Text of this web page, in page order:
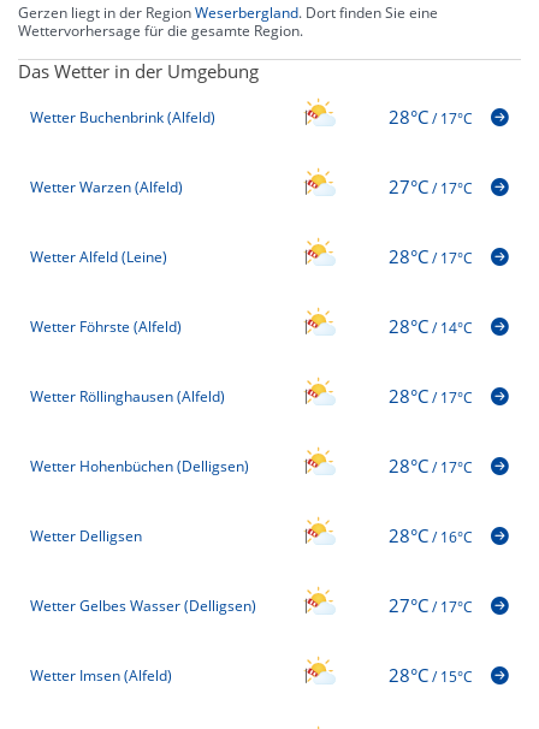
Gerzen liegt in der RegionWeserbergland. Dort finden Sie eine
Wettervorhersage für die gesamte Region.
Das Wetter in der Umgebung
Wetter Buchenbrink (Alfeld) 28°C/17°C
Wetter Warzen (Alfeld) 27°C/17°C
Wetter Alfeld (Leine) 28°C/17°C
Wetter Föhrste (Alfeld) 28°C/14°C
Wetter Röllinghausen (Alfeld) 28°C/17°C
Wetter Hohenbüchen (Delligsen) 28°C/17°C
Wetter Delligsen 28°C/16°C
Wetter Gelbes Wasser (Delligsen) 27°C/17°C
Wetter Imsen (Alfeld) 28°C/15°C